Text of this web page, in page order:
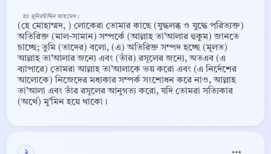
হাঃ মুনিরউদ্দিন আহমেদ ।
(হে মোহাম্মদ, ) লোকেরা তোমার কাছে (যুদ্ধলব্ধ ও যুদ্ধে পরিত্যক্ত)
অতিরিক্ত (মাল-সামান) সম্পর্কে (আল্লাহ তা’আলার হুকুম) জানতে
চাচ্ছে; তুমি (তাদের) বলো, (এ) অতিরিক্ত সম্পদ হচ্ছে (মূলত)
আল্লাহ তা’আলার জন্যে এবং (তাঁর) রসূলের জন্যে, অতএব (এ
ব্যাপারে) তোমরা আল্লাহ তা’আলাকে ভয় করো এবং (এ নির্দেশের
আলোকে) নিজেদের মধ্যকার সম্পর্ক সংশোধন করে নাও, আল্লাহ
তা’আলা এবং তাঁর রসূলের আনুগত্য করো, যদি তোমরা সত্যিকার
(অর্থে) মু’মিন হয়ে থাকো।
২